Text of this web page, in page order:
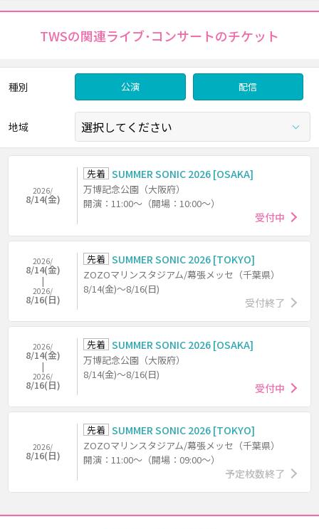
TWSの関連ライブ･コンサートのチケット
種別 公演 配信
地域
2026/
8/14(金)
先着 SUMMER SONIC 2026 [OSAKA]
万博記念公園（大阪府）
開演：11:00～（開場：10:00～）
受付中
2026/
8/14(金)
2026/
8/16(日)
先着 SUMMER SONIC 2026 [TOKYO]
ZOZOマリンスタジアム/幕張メッセ（千葉県）
8/14(金)～8/16(日)
受付終了
2026/
8/14(金)
2026/
8/16(日)
先着 SUMMER SONIC 2026 [OSAKA]
万博記念公園（大阪府）
8/14(金)～8/16(日)
受付中
2026/
8/16(日)
先着 SUMMER SONIC 2026 [TOKYO]
ZOZOマリンスタジアム/幕張メッセ（千葉県）
開演：11:00～（開場：09:00～）
予定枚数終了